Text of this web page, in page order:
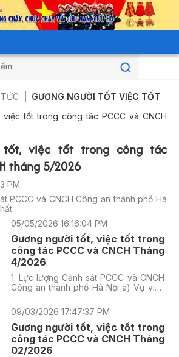
GƯƠNG NGƯỜI TỐT VIỆC TỐT
tốt, việc tốt trong công tác
tháng 5/2026
PM
PCCC và CNCH Công an thành phố Hà
05/05/2026 16:16:04 PM
Gương người tốt, việc tốt trong
công tác PCCC và CNCH Tháng
4/2026
1. Lực lượng Cảnh sát PCCC và CNCH
Công an thành phố Hà Nội a) Vụ việc
09/03/2026 17:47:37 PM
Gương người tốt, việc tốt trong
công tác PCCC và CNCH Tháng
02/2026